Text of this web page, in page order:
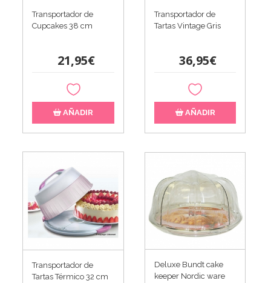
Transportador de
Cupcakes 38 cm
21,95€
AÑADIR
Transportador de
Tartas Vintage Gris
36,95€
AÑADIR
Transportador de
Tartas Térmico 32 cm
Deluxe Bundt cake
keeper Nordic ware